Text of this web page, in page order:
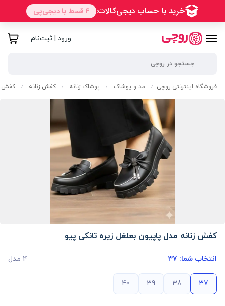
ورود | ثبت‌نام
فروشگاه اینترنتی روچی / مد و پوشاک / پوشاک زنانه / کفش زنانه / کفش
کفش زنانه مدل پاپیون بعلغل زیره تانکی پیو
انتخاب شما: 37 4 مدل
37
38
39
40